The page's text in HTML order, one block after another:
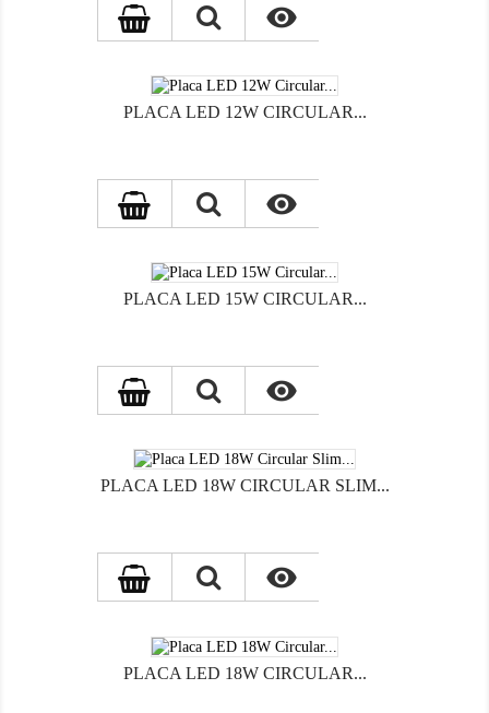

PLACA LED 12W CIRCULAR...

PLACA LED 15W CIRCULAR...

PLACA LED 18W CIRCULAR SLIM...

PLACA LED 18W CIRCULAR...